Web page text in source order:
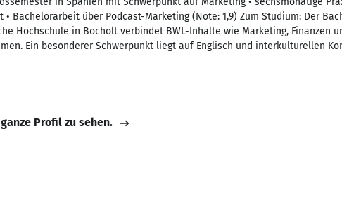
Bachelorarbeit über Podcast-Marketing (Note: 1,9) Zum Studium: Der
Hochschule in Bocholt verbindet BWL-Inhalte wie Marketing, Finanzen
Ein besonderer Schwerpunkt liegt auf Englisch und interkulturellen
Profil zu sehen.